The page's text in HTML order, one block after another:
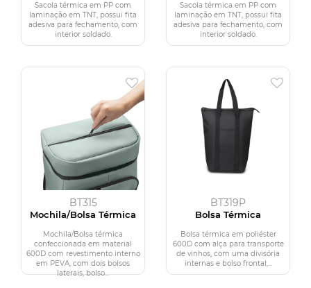
Sacola térmica em PP com
laminação em TNT, possui fita
adesiva para fechamento, com
interior soldado.
Sacola térmica em PP com
laminação em TNT, possui fita
adesiva para fechamento, com
interior soldado.
BT315
Mochila/Bolsa Térmica
Mochila/Bolsa térmica
confeccionada em material
600D com revestimento interno
em PEVA, com dois bolsos
laterais, bolso...
BT319P
Bolsa Térmica
Bolsa térmica em poliéster
600D com alça para transporte
de vinhos, com uma divisória
internas e bolso frontal,...